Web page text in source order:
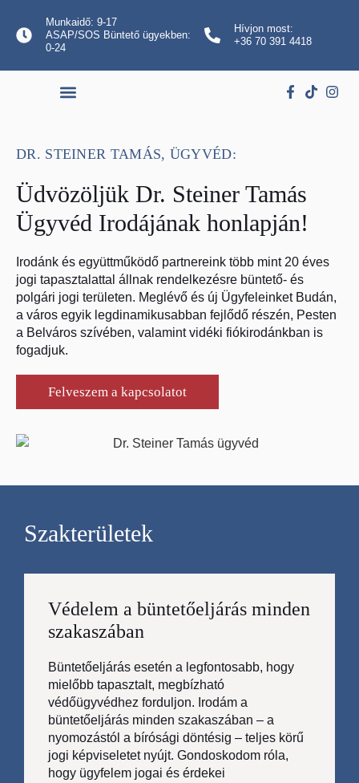
Hívjon most:
+36 70 391 4418
Munkaidő: 9-17
ASAP/SOS Büntető ügyekben:
0-24
DR. STEINER TAMÁS, ÜGYVÉD:
Üdvözöljük Dr. Steiner Tamás
Ügyvéd Irodájának honlapján!
Irodánk és együttműködő partnereink több mint 20 éves
jogi tapasztalattal állnak rendelkezésre büntető- és
polgári jogi területen. Meglévő és új Ügyfeleinket Budán,
a város egyik legdinamikusabban fejlődő részén, Pesten
a Belváros szívében, valamint vidéki fiókirodánkban is
fogadjuk.
Felveszem a kapcsolatot
Szakterületek
Védelem a büntetőeljárás minden
szakaszában
Büntetőeljárás esetén a legfontosabb, hogy
mielőbb tapasztalt, megbízható
védőügyvédhez forduljon. Irodám a
büntetőeljárás minden szakaszában – a
nyomozástól a bírósági döntésig – teljes körű
jogi képviseletet nyújt. Gondoskodom róla,
hogy ügyfelem jogai és érdekei